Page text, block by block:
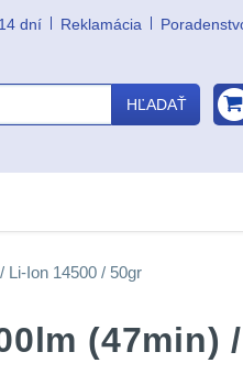
dní Reklamácia
HĽADAŤ
Li-Ion 14500 / 50gr
(47min)